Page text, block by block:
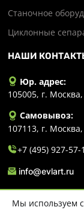
Станочное
Циклонные
НАШИ
Юр. адрес:
105005, г.
Самовывоз:
107113, г.
+7 (495) 927-57-
info@evlart.ru
Мы используем